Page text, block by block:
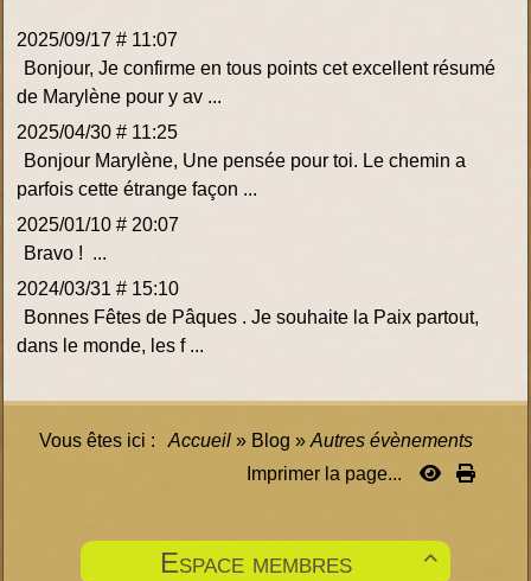
2025/09/17 # 11:07
Bonjour, Je confirme en tous points cet excellent résumé
de Marylène pour y av ...
2025/04/30 # 11:25
Bonjour Marylène, Une pensée pour toi. Le chemin a
parfois cette étrange façon ...
2025/01/10 # 20:07
Bravo ! ...
2024/03/31 # 15:10
Bonnes Fêtes de Pâques . Je souhaite la Paix partout,
dans le monde, les f ...
Vous êtes ici : Accueil » Blog » Autres évènements
Imprimer la page...

Espace membres